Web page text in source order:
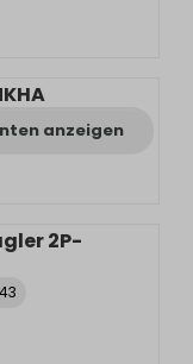
anzeigen
2P-